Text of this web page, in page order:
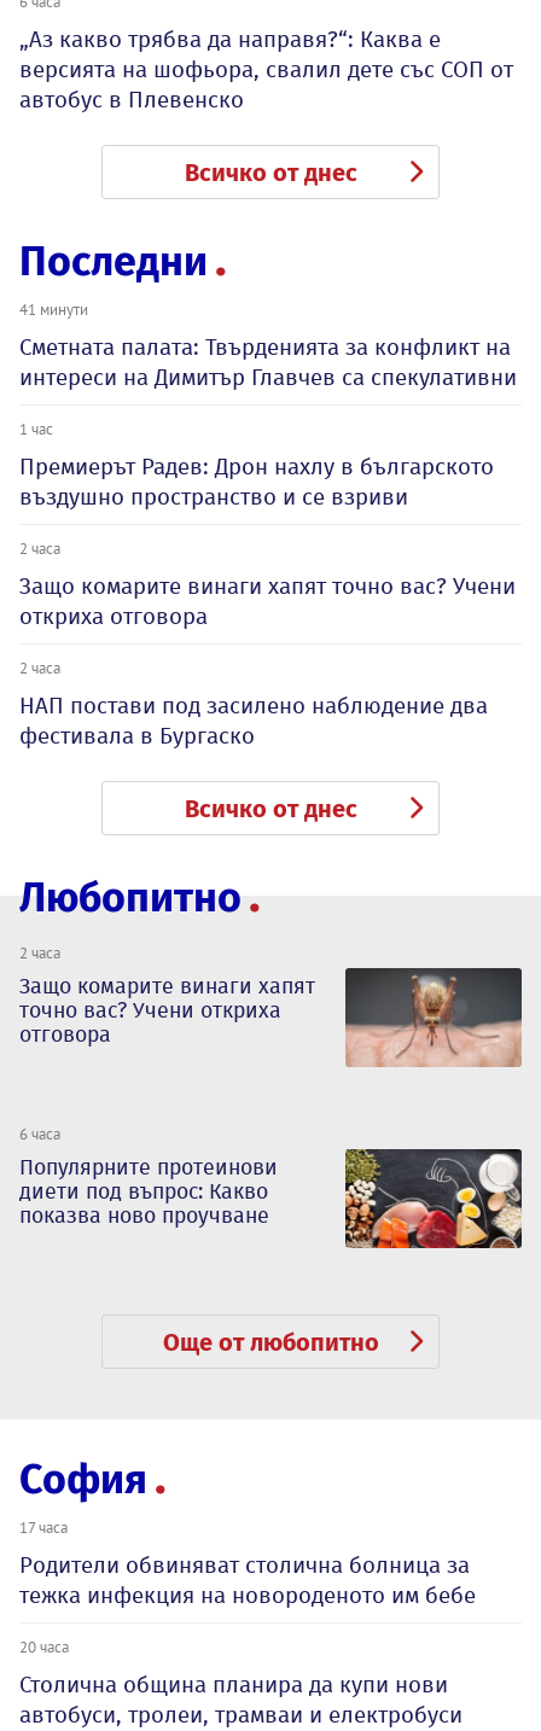
„Аз какво трябва да направя?“: Каква е
версията на шофьора, свалил дете със СОП от
автобус в Плевенско
Всичко от днес
Последни
41 минути
Сметната палата: Твърденията за конфликт на
интереси на Димитър Главчев са спекулативни
1 час
Премиерът Радев: Дрон нахлу в българското
въздушно пространство и се взриви
2 часа
Защо комарите винаги хапят точно вас? Учени
откриха отговора
2 часа
НАП постави под засилено наблюдение два
фестивала в Бургаско
Всичко от днес
Любопитно
2 часа
Защо комарите винаги хапят
точно вас? Учени откриха
отговора
6 часа
Популярните протеинови
диети под въпрос: Какво
показва ново проучване
Още от любопитно
София
17 часа
Родители обвиняват столична болница за
тежка инфекция на новороденото им бебе
20 часа
Столична община планира да купи нови
автобуси, тролеи, трамваи и електробуси